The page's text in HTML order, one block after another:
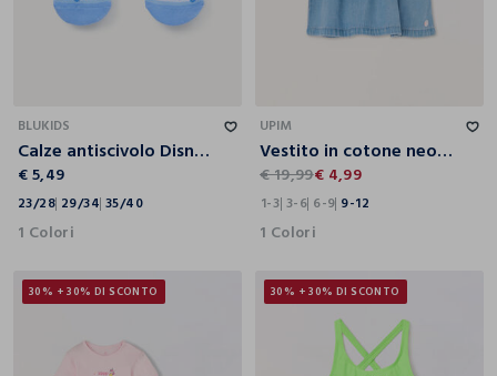
BLUKIDS
Calze antiscivolo Disney in spugna
€ 5,49
23/28 29/34 35/40
1 Colori
UPIM
Vestito in cotone neonata
€ 19,99€ 4,99
1-3 3-6 6-9 9-12
1 Colori
30% + 30% DI SCONTO 30% + 30% DI SCONTO